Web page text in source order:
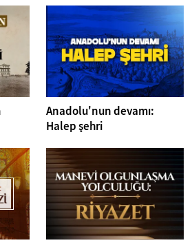
Anadolu'nun devamı:
Halep şehri